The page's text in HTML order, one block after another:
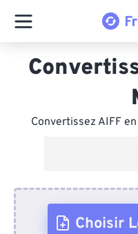
Convertissez AIFF
Choisir